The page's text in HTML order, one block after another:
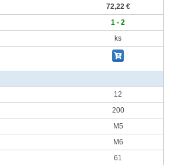
72,22 €
1 - 2
ks
12
200
M5
M6
61